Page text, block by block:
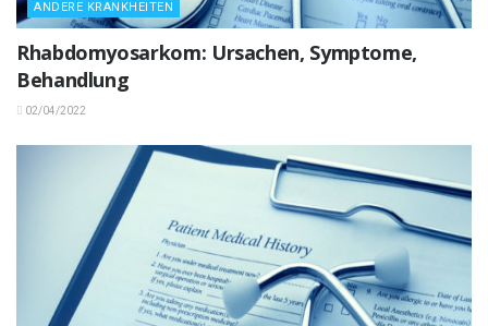
ANDERE KRANKHEITEN
Rhabdomyosarkom: Ursachen, Symptome,
Behandlung
02/04/2022